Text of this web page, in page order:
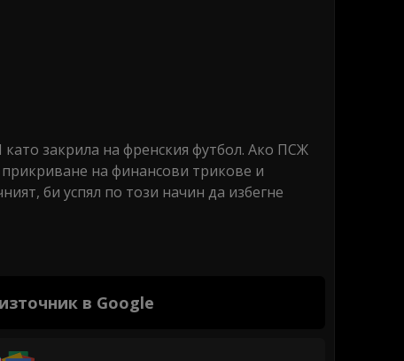
закрила на френския футбол. Ако ПСЖ
на финансови трикове и
би успял по този начин да избегне
в Google